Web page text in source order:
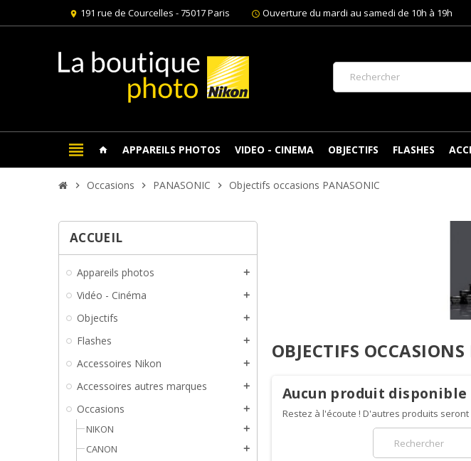
location_on 191 rue de Courcelles - 75017 Paris schedule Ouverture du mardi au samedi de 10h à 19h
view_headline home APPAREILS PHOTOS VIDEO - CINEMA OBJECTIFS FLASHES
chevron_right Occasions chevron_right PANASONIC chevron_right Objectifs occasions PANASONIC
ACCUEIL
Appareils photos add
Vidéo - Cinéma add
Objectifs add
Flashes add
Accessoires Nikon add
Accessoires autres marques add
Occasions add
NIKON add
CANON add
OBJECTIFS
Aucun produit
Restez à l'écoute ! D'autres produits